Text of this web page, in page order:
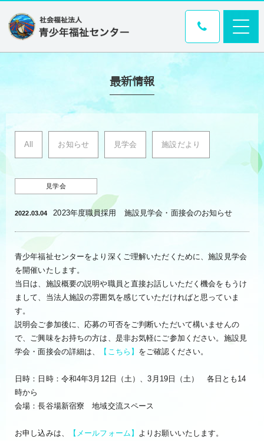
最新情報
All お知らせ 見学会 施設だより
見学会
2022.03.04 2023年度職員採用 施設見学会・面接会のお知らせ
青少年福祉センターをより深くご理解いただくために、施設見学会
を開催いたします。
当日は、施設概要の説明や職員と直接お話しいただく機会をもうけ
まして、当法人施設の雰囲気を感じていただければと思っていま
す。
説明会ご参加後に、応募の可否をご判断いただいて構いませんの
で、ご興味をお持ちの方は、是非お気軽にご参加ください。施設見
学会・面接会の詳細は、
【こちら】 をご確認ください。
日時：日時：令和4年3月12日（土）、3月19日（土） 各日とも14
時から
会場：長谷場新宿寮 地域交流スペース
お申し込みは、 【メールフォーム】 よりお願いいたします。